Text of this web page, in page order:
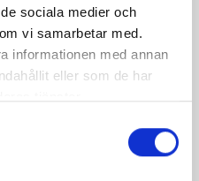
sociala medier och
vi samarbetar med.
informationen med annan
eller som de har